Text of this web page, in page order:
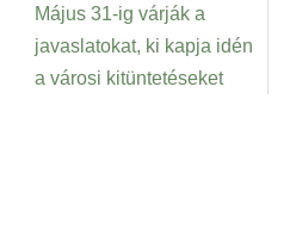
Május 31-ig várják a
javaslatokat, ki kapja idén
a városi kitüntetéseket